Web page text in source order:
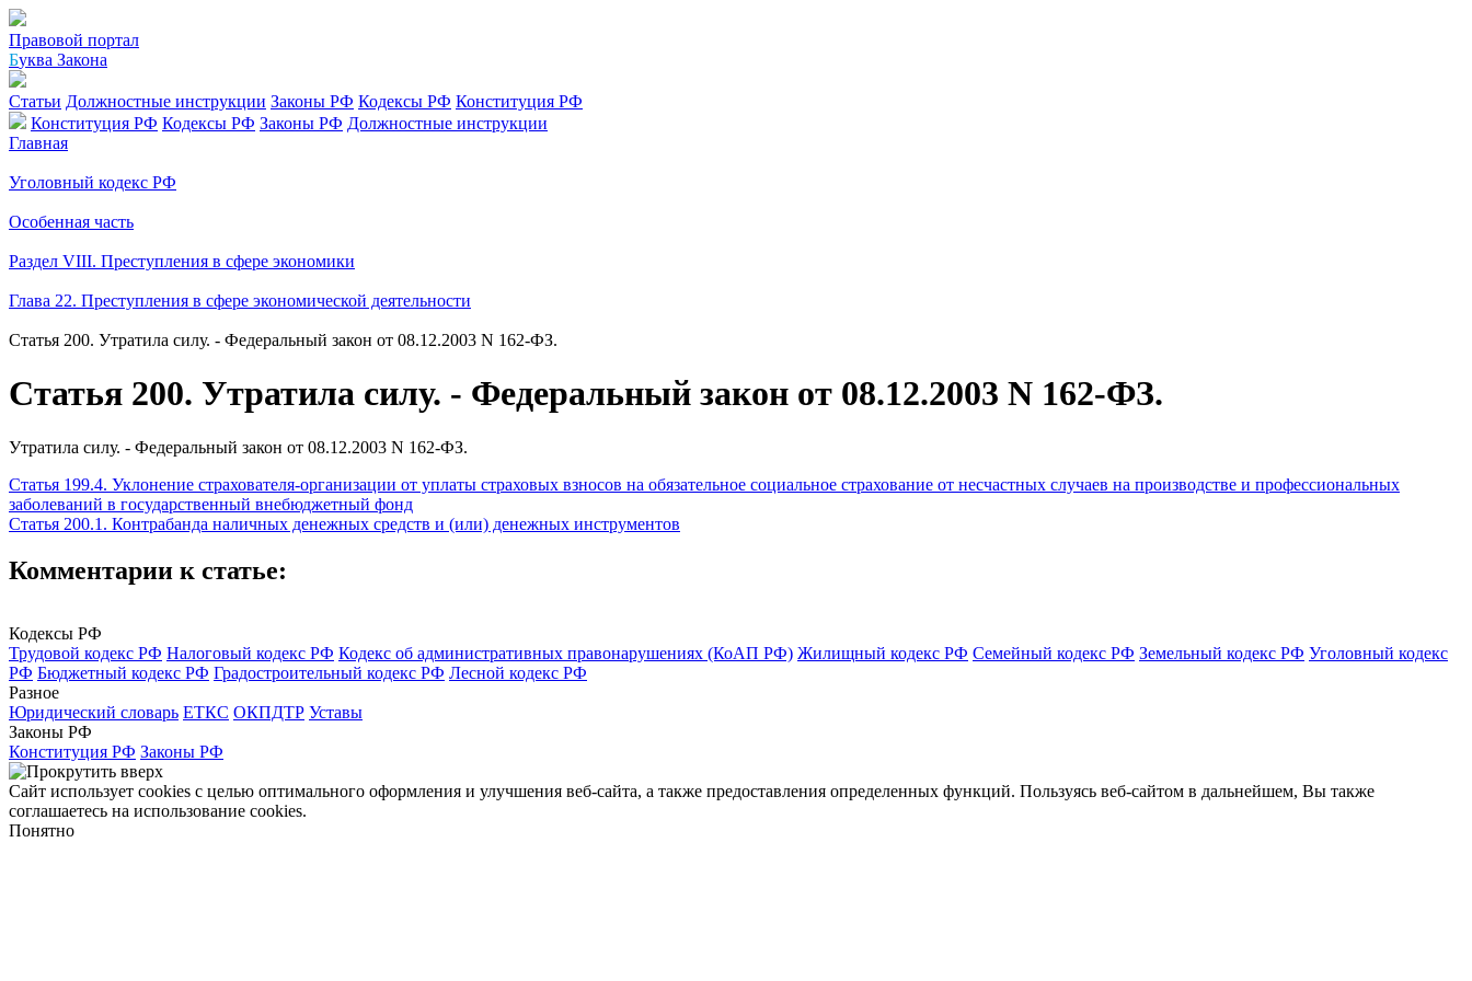
Правовой портал
Буква Закона
Статьи Должностные инструкции Законы РФ Кодексы РФ Конституция РФ
Конституция РФ Кодексы РФ Законы РФ Должностные инструкции
Главная
Уголовный кодекс РФ
Особенная часть
Раздел VIII. Преступления в сфере экономики
Глава 22. Преступления в сфере экономической деятельности
Статья 200. Утратила силу. - Федеральный закон от 08.12.2003 N 162-ФЗ.
Статья 200. Утратила силу. - Федеральный закон от 08.12.2003 N 162-ФЗ.
Утратила силу. - Федеральный закон от 08.12.2003 N 162-ФЗ.
Статья 199.4. Уклонение страхователя-организации от уплаты страховых взносов на обязательное социальное страхование от несчастных случаев на производстве и профессиональных
заболеваний в государственный внебюджетный фонд
Статья 200.1. Контрабанда наличных денежных средств и (или) денежных инструментов
Комментарии к статье:
Кодексы РФ
Трудовой кодекс РФ Налоговый кодекс РФ Кодекс об административных правонарушениях (КоАП РФ) Жилищный кодекс РФ Семейный кодекс РФ Земельный кодекс РФ Уголовный кодекс
РФ Бюджетный кодекс РФ Градостроительный кодекс РФ Лесной кодекс РФ
Разное
Юридический словарь ЕТКС ОКПДТР Уставы
Законы РФ
Конституция РФ Законы РФ
Сайт использует cookies с целью оптимального оформления и улучшения веб-сайта, а также предоставления определенных функций. Пользуясь веб-сайтом в дальнейшем, Вы также
соглашаетесь на использование cookies.
Понятно